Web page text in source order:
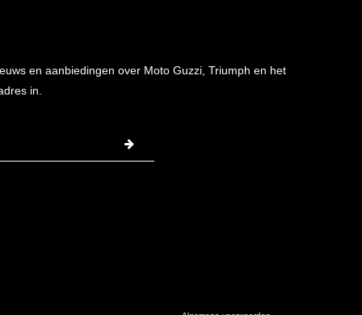
en aanbiedingen over Moto Guzzi, Triumph en het
in.